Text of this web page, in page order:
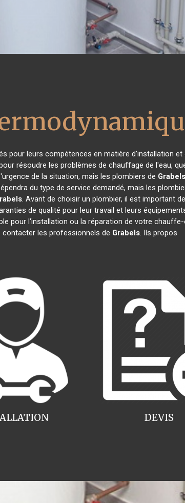
pour leurs compétences en matière d'installation
résoudre les problèmes de chauffage de l'eau,
de la situation, mais les plombiers de Grabels
du type de service demandé, mais les
. Avant de choisir un plombier, il est important
de qualité pour leur travail et leurs
pour l'installation ou la réparation de votre
contacter les professionnels de Grabels. Ils propos
DEVIS